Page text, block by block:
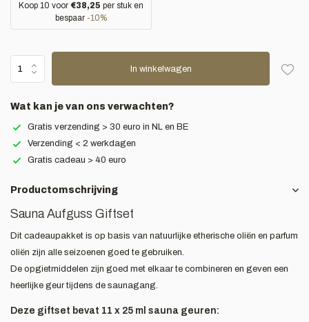
Koop 10 voor €38,25 per stuk en
bespaar -10%
In winkelwagen
Wat kan je van ons verwachten?
Gratis verzending > 30 euro in NL en BE
Verzending < 2 werkdagen
Gratis cadeau > 40 euro
Productomschrijving
Sauna Aufguss Giftset
Dit cadeaupakket is op basis van natuurlijke etherische oliën en parfum
oliën zijn alle seizoenen goed te gebruiken.
De opgietmiddelen zijn goed met elkaar te combineren en geven een
heerlijke geur tijdens de saunagang.
Deze giftset bevat 11 x 25 ml sauna geuren: